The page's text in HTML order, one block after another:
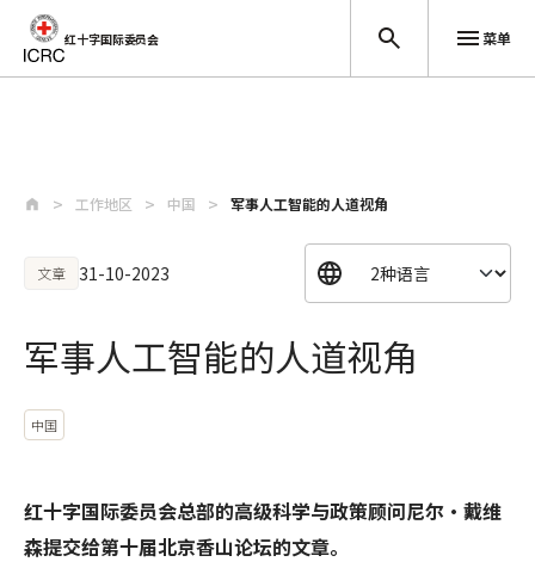
红十字国际委员会 菜单
工作地区 中国 军事人工智能的人道视角
文章 31-10-2023
军事人工智能的人道视角
中国
红十字国际委员会总部的高级科学与政策顾问尼尔·戴维
森提交给第十届北京香山论坛的文章。